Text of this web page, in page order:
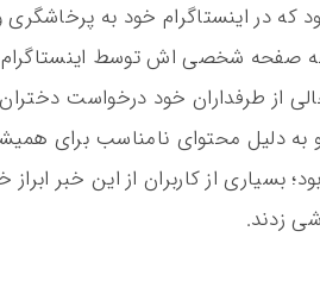
که در اینستاگرام خود به
صفحه شخصی اش توسط اینستاگرام
به دلیل محتوای نامناسب برای
بسیاری از کاربران از این خبر ابراز
زدند.